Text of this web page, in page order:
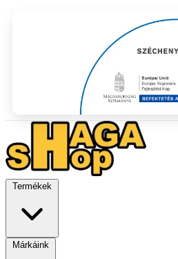
Termékek
Márkáink